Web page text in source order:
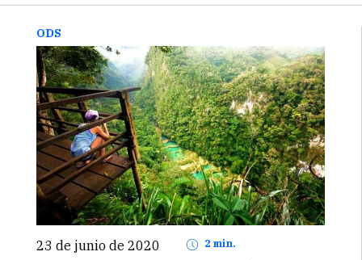
decretadas por el gobierno peruano para…
ODS
23 de junio de 2020 2 min.